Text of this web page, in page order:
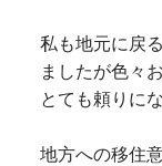
私も地元に戻
ましたが色々
とても頼りに
地方への移住